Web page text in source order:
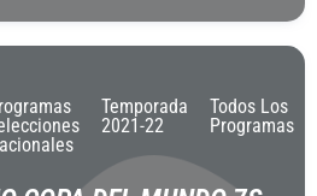
Temporada
2021-22
Todos Los
Programas